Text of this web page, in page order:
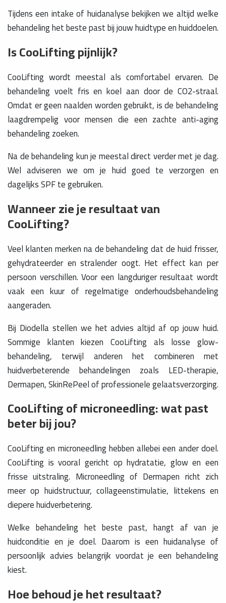
Tijdens een intake of huidanalyse bekijken we altijd welke
behandeling het beste past bij jouw huidtype en huiddoelen.
Is CooLifting pijnlijk?
CooLifting wordt meestal als comfortabel ervaren. De
behandeling voelt fris en koel aan door de CO2-straal.
Omdat er geen naalden worden gebruikt, is de behandeling
laagdrempelig voor mensen die een zachte anti-aging
behandeling zoeken.
Na de behandeling kun je meestal direct verder met je dag.
Wel adviseren we om je huid goed te verzorgen en
dagelijks SPF te gebruiken.
Wanneer zie je resultaat van
CooLifting?
Veel klanten merken na de behandeling dat de huid frisser,
gehydrateerder en stralender oogt. Het effect kan per
persoon verschillen. Voor een langduriger resultaat wordt
vaak een kuur of regelmatige onderhoudsbehandeling
aangeraden.
Bij Diodella stellen we het advies altijd af op jouw huid.
Sommige klanten kiezen CooLifting als losse glow-
behandeling, terwijl anderen het combineren met
huidverbeterende behandelingen zoals LED-therapie,
Dermapen, SkinRePeel of professionele gelaatsverzorging.
CooLifting of microneedling: wat past
beter bij jou?
CooLifting en microneedling hebben allebei een ander doel.
CooLifting is vooral gericht op hydratatie, glow en een
frisse uitstraling. Microneedling of Dermapen richt zich
meer op huidstructuur, collageenstimulatie, littekens en
diepere huidverbetering.
Welke behandeling het beste past, hangt af van je
huidconditie en je doel. Daarom is een huidanalyse of
persoonlijk advies belangrijk voordat je een behandeling
kiest.
Hoe behoud je het resultaat?